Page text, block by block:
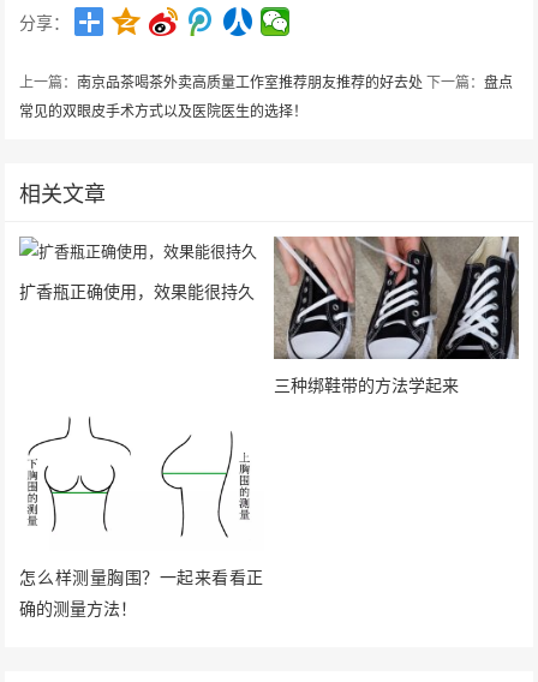
分享：
上一篇：南京品茶喝茶外卖高质量工作室推荐朋友推荐的好去处 下一篇：盘点
常见的双眼皮手术方式以及医院医生的选择！
相关文章
扩香瓶正确使用，效果能很持久
三种绑鞋带的方法学起来
怎么样测量胸围？一起来看看正
确的测量方法！